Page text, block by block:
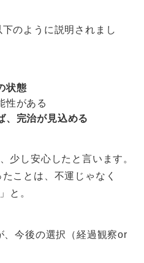
のように説明されまし
状態
性がある
、完治が見込める
少し安心したと言います。
ことは、不運じゃなく
と。
、今後の選択（経過観察or